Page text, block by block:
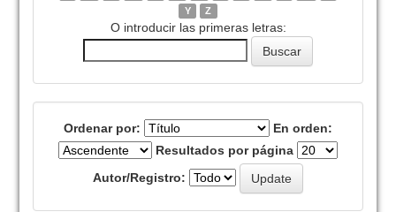
Y
Z
O introducir las primeras letras:
Ordenar por:
En orden:
Resultados por página
Autor/Registro: